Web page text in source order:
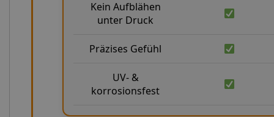
Kein Aufblähen
unter Druck
Präzises Gefühl
UV- &
korrosionsfest